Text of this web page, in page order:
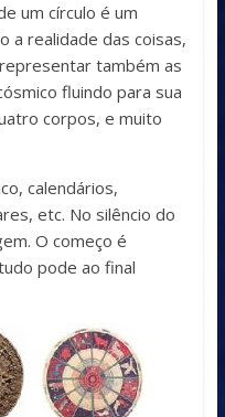
um círculo é um
a realidade das coisas,
também as
fluindo para sua
corpos, e muito
calendários,
etc. No silêncio do
O começo é
pode ao final